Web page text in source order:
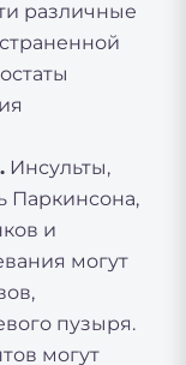
различные
Инсульты,
Паркинсона,
и
могут
пузыря.
могут